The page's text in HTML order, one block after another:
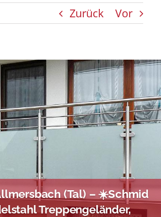
Zurück Vor
(Tal) – ☀️Schmid
Treppengeländer,